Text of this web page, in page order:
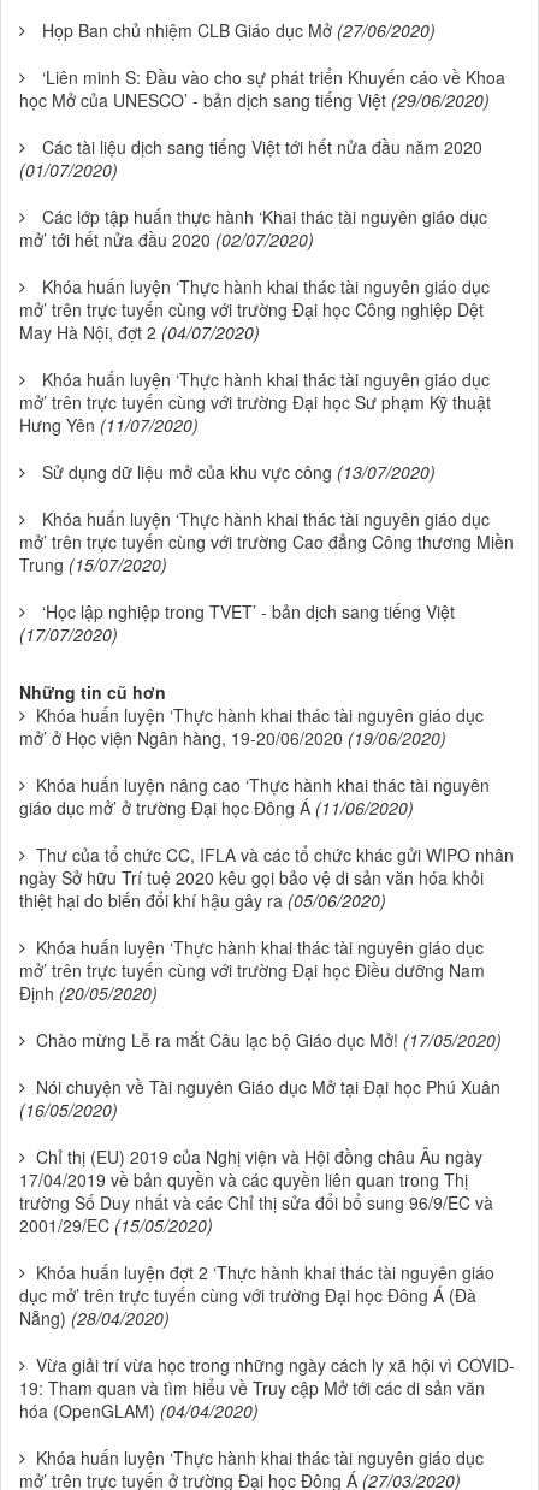
Họp Ban chủ nhiệm CLB Giáo dục Mở (27/06/2020)
‘Liên minh S: Đầu vào cho sự phát triển Khuyến cáo về Khoa
học Mở của UNESCO’ - bản dịch sang tiếng Việt (29/06/2020)
Các tài liệu dịch sang tiếng Việt tới hết nửa đầu năm 2020
(01/07/2020)
Các lớp tập huấn thực hành ‘Khai thác tài nguyên giáo dục
mở’ tới hết nửa đầu 2020 (02/07/2020)
Khóa huấn luyện ‘Thực hành khai thác tài nguyên giáo dục
mở’ trên trực tuyến cùng với trường Đại học Công nghiệp Dệt
May Hà Nội, đợt 2 (04/07/2020)
Khóa huấn luyện ‘Thực hành khai thác tài nguyên giáo dục
mở’ trên trực tuyến cùng với trường Đại học Sư phạm Kỹ thuật
Hưng Yên (11/07/2020)
Sử dụng dữ liệu mở của khu vực công (13/07/2020)
Khóa huấn luyện ‘Thực hành khai thác tài nguyên giáo dục
mở’ trên trực tuyến cùng với trường Cao đẳng Công thương Miền
Trung (15/07/2020)
‘Học lập nghiệp trong TVET’ - bản dịch sang tiếng Việt
(17/07/2020)
Những tin cũ hơn
Khóa huấn luyện ‘Thực hành khai thác tài nguyên giáo dục
mở’ ở Học viện Ngân hàng, 19-20/06/2020 (19/06/2020)
Khóa huấn luyện nâng cao ‘Thực hành khai thác tài nguyên
giáo dục mở’ ở trường Đại học Đông Á (11/06/2020)
Thư của tổ chức CC, IFLA và các tổ chức khác gửi WIPO nhân
ngày Sở hữu Trí tuệ 2020 kêu gọi bảo vệ di sản văn hóa khỏi
thiệt hại do biến đổi khí hậu gây ra (05/06/2020)
Khóa huấn luyện ‘Thực hành khai thác tài nguyên giáo dục
mở’ trên trực tuyến cùng với trường Đại học Điều dưỡng Nam
Định (20/05/2020)
Chào mừng Lễ ra mắt Câu lạc bộ Giáo dục Mở! (17/05/2020)
Nói chuyện về Tài nguyên Giáo dục Mở tại Đại học Phú Xuân
(16/05/2020)
Chỉ thị (EU) 2019 của Nghị viện và Hội đồng châu Âu ngày
17/04/2019 về bản quyền và các quyền liên quan trong Thị
trường Số Duy nhất và các Chỉ thị sửa đổi bổ sung 96/9/EC và
2001/29/EC (15/05/2020)
Khóa huấn luyện đợt 2 ‘Thực hành khai thác tài nguyên giáo
dục mở’ trên trực tuyến cùng với trường Đại học Đông Á (Đà
Nẵng) (28/04/2020)
Vừa giải trí vừa học trong những ngày cách ly xã hội vì COVID-
19: Tham quan và tìm hiểu về Truy cập Mở tới các di sản văn
hóa (OpenGLAM) (04/04/2020)
Khóa huấn luyện ‘Thực hành khai thác tài nguyên giáo dục
mở’ trên trực tuyến ở trường Đại học Đông Á (27/03/2020)